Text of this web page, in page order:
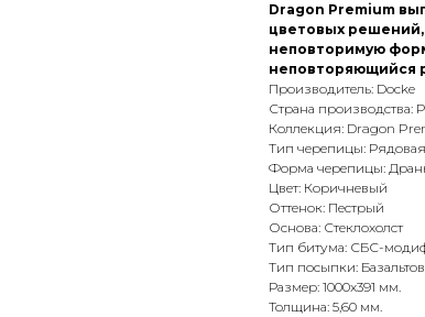
Dragon Premium
цветовых решений,
неповторимую
неповторяющийся
Производитель: Docke
Страна производства:
Коллекция: Dragon
Тип черепицы:
Форма черепицы:
Цвет: Коричневый
Оттенок: Пестрый
Основа: Стеклохолст
Тип битума: СБС-
Тип посыпки:
Размер: 1000x391 мм.
Толщина: 5,60 мм.